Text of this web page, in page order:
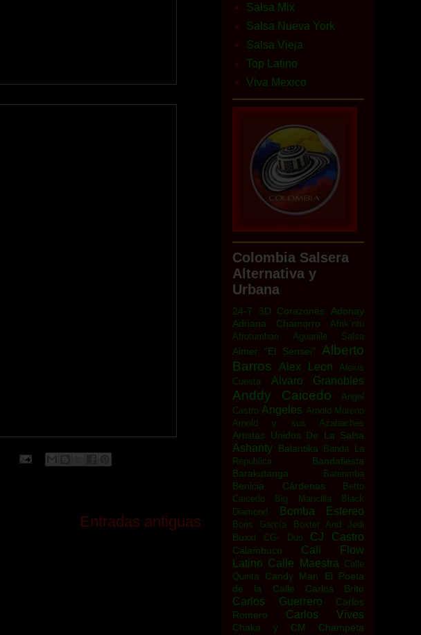
Entradas antiguas
Salsa Mix
Salsa Nueva York
Salsa Vieja
Top Latino
Viva Mexico
Colombia Salsera
Alternativa y
Urbana
24-7 3D Corazones
Adonay
Adriana Chamorro
Afrik´ntu
Afrotumbao
Aguanile Salsa
Aimer "El Sensei"
Alberto
Barros
Alex Leon
Alexis
Cuesta
Alvaro Granobles
Anddy Caicedo
Angel
Castro Angeles Arnold Moreno
Arnold y sus Azabaches
Artistas Unidos De La Salsa
Ashanty Balantika
Banda La
Republica
Bandafiesta
Barakutanga
Baterimba
Benicia Cárdenas
Betto
Caicedo
Big Mancilla
Black
Diamond
Bomba Estereo
Boris García Boxter And Jedi
Buxxi CG- Duo CJ Castro
Calambuco
Cali Flow
Latino Calle Maestra Calle
Quinta
Candy Man El Poeta
de la Calle
Carlos Brito
Carlos Guerrero
Carlos
Romero
Carlos Vives
Chaka y CM
Champeta